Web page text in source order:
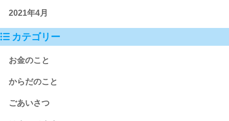
2021年4月
カテゴリー
お金のこと
からだのこと
ごあいさつ